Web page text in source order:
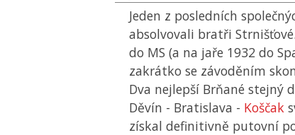
Jeden z posledních
absolvovali bratři Strnišťové.
do MS (a na jaře 1932 do
zakrátko se závoděním
Dva nejlepší Brňané stejný
Děvín - Bratislava - Koščak
získal definitivně putovní